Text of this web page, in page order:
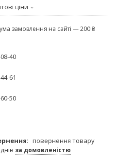
ціни
замовлення на сайті — 200 ₴
40
61
50
повернення товару
за домовленістю